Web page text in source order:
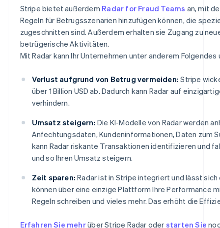
Stripe bietet außerdem Radar for Fraud Teams an, mit
Regeln für Betrugsszenarien hinzufügen können, die
zugeschnitten sind. Außerdem erhalten sie Zugang zu
betrügerische Aktivitäten.
Mit Radar kann Ihr Unternehmen unter anderem
Verlust aufgrund von Betrug vermeiden: Stripe
über 1 Billion USD ab. Dadurch kann Radar auf
verhindern.
Umsatz steigern: Die KI-Modelle von Radar werden
Anfechtungsdaten, Kundeninformationen, Daten zum
kann Radar riskante Transaktionen identifizieren und
und so Ihren Umsatz steigern.
Zeit sparen: Radar ist in Stripe integriert und lässt
können über eine einzige Plattform Ihre Performance
Regeln schreiben und vieles mehr. Das erhöht die
Erfahren Sie mehrüber Stripe Radar oder starten Sie